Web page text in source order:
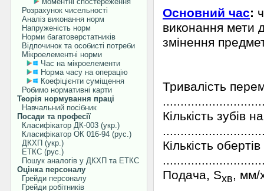
Розрахунок чисельності
Аналіз виконання норм
Напруженість норм
Норми багатоверстатників
Відпочинок та особисті потреби
Мікроелементні норми
Час на мікроелементи
Норма часу на операцію
Коефіцієнти суміщення
Робимо нормативні карти
Теорія нормування праці
Навчальний посібник
Посади та професії
Класифікатор ДК-003 (укр.)
Класифікатор ОК 016-94 (рус.)
ДКХП (укр.)
ЕТКС (рус.)
Пошук аналогів у ДКХП та ЕТКС
Оцінка персоналу
Грейди персоналу
Грейди робітників
Основний час:
виконання мети
змінення
Тривалість
Кількість зубів
Кількість
Подача, Sхв, мм/